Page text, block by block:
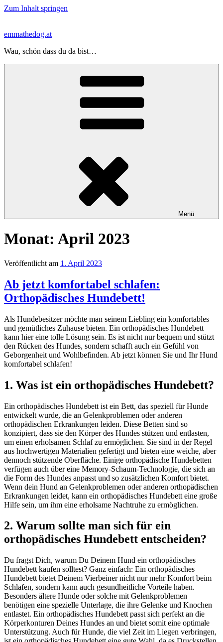
Zum Inhalt springen
emmathedog.at
Wau, schön dass du da bist…
Menü
Monat: April 2023
Veröffentlicht am 1. April 2023
Ab jetzt komfortabel schlafen:
Orthopädisches Hundebett!
Als Hundebesitzer möchte man seinem Liebling ein komfortables
und gemütliches Zuhause bieten. Ein orthopädisches Hundebett
kann hier eine tolle Lösung sein. Es ist nicht nur bequem und stützt
den Rücken des Hundes, sondern schafft auch ein Gefühl von
Geborgenheit und Wohlbefinden. Ab jetzt können Sie und Ihr Hund
komfortabel schlafen!
1. Was ist ein orthopädisches Hundebett?
Ein orthopädisches Hundebett ist ein Bett, das speziell für Hunde
entwickelt wurde, die an Gelenkproblemen oder anderen
orthopädischen Erkrankungen leiden. Diese Betten sind so
konzipiert, dass sie den Körper des Hundes stützen und entlasten,
um einen erholsamen Schlaf zu ermöglichen. Sie sind in der Regel
aus hochwertigen Materialien gefertigt und bieten eine weiche, aber
dennoch stützende Oberfläche. Einige orthopädische Hundebetten
verfügen auch über eine Memory-Schaum-Technologie, die sich an
die Form des Hundes anpasst und so zusätzlichen Komfort bietet.
Wenn dein Hund an Gelenkproblemen oder anderen orthopädischen
Erkrankungen leidet, kann ein orthopädisches Hundebett eine große
Hilfe sein, um ihm eine erholsame Nachtruhe zu ermöglichen.
2. Warum sollte man sich für ein
orthopädisches Hundebett entscheiden?
Du fragst Dich, warum Du Deinem Hund ein orthopädisches
Hundebett kaufen solltest? Ganz einfach: Ein orthopädisches
Hundebett bietet Deinem Vierbeiner nicht nur mehr Komfort beim
Schlafen, sondern kann auch gesundheitliche Vorteile haben.
Besonders ältere Hunde oder solche mit Gelenkproblemen
benötigen eine spezielle Unterlage, die ihre Gelenke und Knochen
entlastet. Ein orthopädisches Hundebett passt sich perfekt an die
Körperkonturen Deines Hundes an und bietet somit eine optimale
Unterstützung. Auch für Hunde, die viel Zeit im Liegen verbringen,